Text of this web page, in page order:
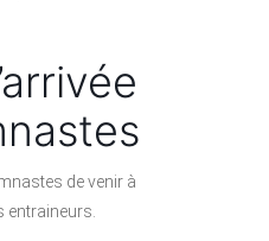
de venir à
entraineurs.